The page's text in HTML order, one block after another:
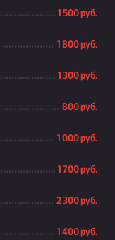
1 500 руб.
1 800 руб.
1 300 руб.
800 руб.
1 000 руб.
1 700 руб.
2 300 руб.
1 400 руб.